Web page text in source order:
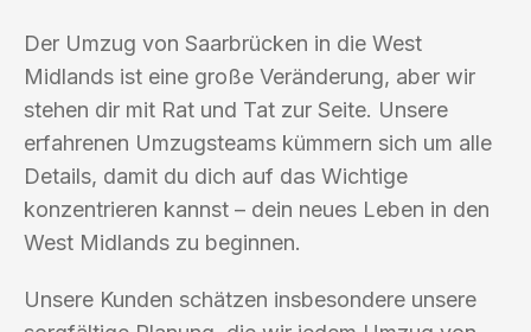
Der Umzug von Saarbrücken in die West
Midlands ist eine große Veränderung, aber wir
stehen dir mit Rat und Tat zur Seite. Unsere
erfahrenen Umzugsteams kümmern sich um alle
Details, damit du dich auf das Wichtige
konzentrieren kannst – dein neues Leben in den
West Midlands zu beginnen.
Unsere Kunden schätzen insbesondere unsere